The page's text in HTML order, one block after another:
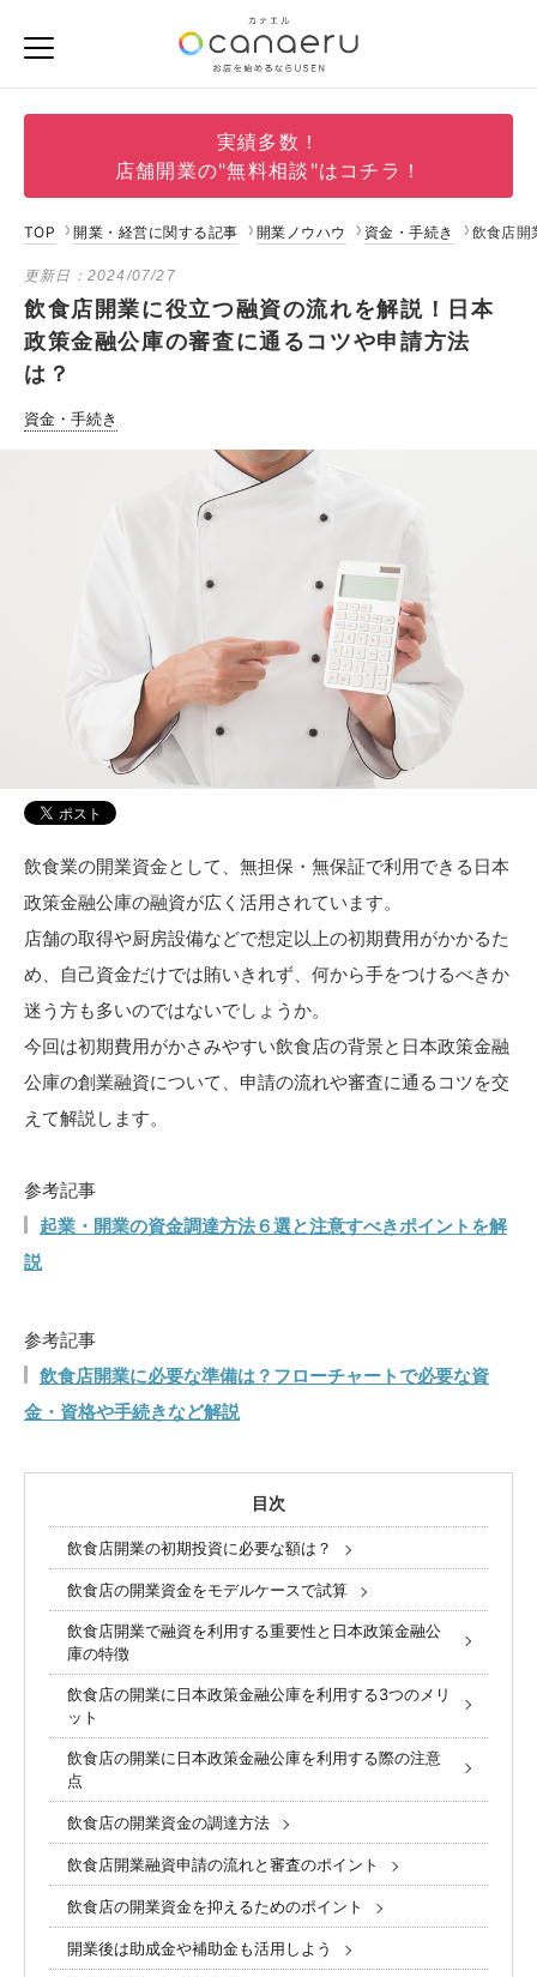
実績多数！
店舗開業の"無料相談"はコチラ！
TOP 開業・経営に関する記事 開業ノウハウ 資金・手続き 飲食店開
更新日： 2024/07/27
飲食店開業に役立つ融資の流れを解説！日本
政策金融公庫の審査に通るコツや申請方法
は？
資金・手続き
飲食業の開業資金として、無担保・無保証で利用できる日本
政策金融公庫の融資が広く活用されています。
店舗の取得や厨房設備などで想定以上の初期費用がかかるた
め、自己資金だけでは賄いきれず、何から手をつけるべきか
迷う方も多いのではないでしょうか。
今回は初期費用がかさみやすい飲食店の背景と日本政策金融
公庫の創業融資について、申請の流れや審査に通るコツを交
えて解説します。
参考記事
起業・開業の資金調達方法６選と注意すべきポイントを解
説
参考記事
飲食店開業に必要な準備は？フローチャートで必要な資
金・資格や手続きなど解説
目次
飲食店開業の初期投資に必要な額は？
飲食店の開業資金をモデルケースで試算
飲食店開業で融資を利用する重要性と日本政策金融公
庫の特徴
飲食店の開業に日本政策金融公庫を利用する3つのメリ
ット
飲食店の開業に日本政策金融公庫を利用する際の注意
点
飲食店の開業資金の調達方法
飲食店開業融資申請の流れと審査のポイント
飲食店の開業資金を抑えるためのポイント
開業後は助成金や補助金も活用しよう